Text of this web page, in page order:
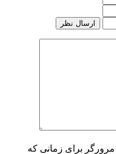
برای زمانی که